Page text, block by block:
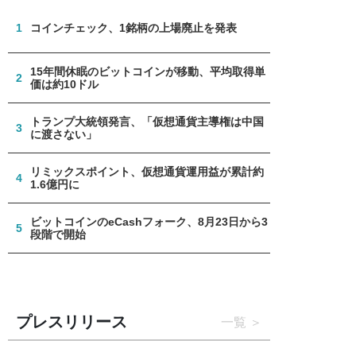
1 コインチェック、1銘柄の上場廃止を発表
2
15年間休眠のビットコインが移動、平均取得単
価は約10ドル
3
トランプ大統領発言、「仮想通貨主導権は中国
に渡さない」
4
リミックスポイント、仮想通貨運用益が累計約
1.6億円に
5
ビットコインのeCashフォーク、8月23日から3
段階で開始
プレスリリース 一覧